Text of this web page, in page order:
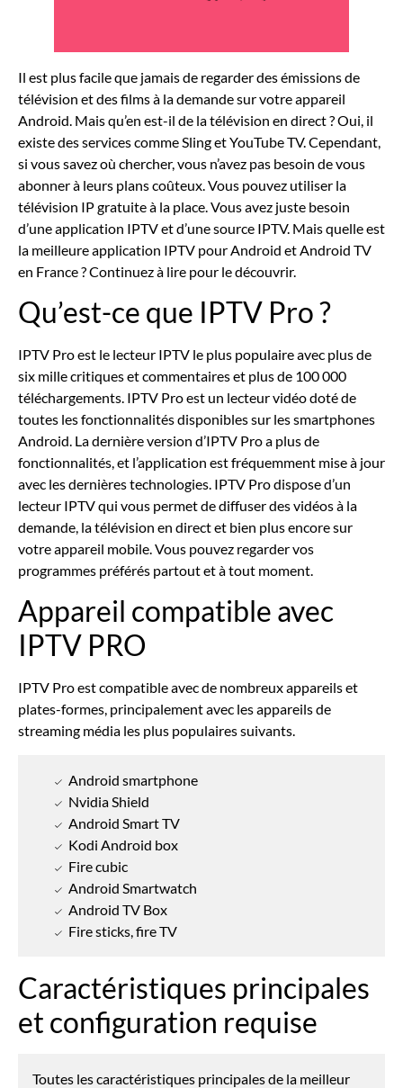
Il est plus facile que jamais de regarder des émissions de
télévision et des films à la demande sur votre appareil
Android. Mais qu’en est-il de la télévision en direct ? Oui, il
existe des services comme Sling et YouTube TV. Cependant,
si vous savez où chercher, vous n’avez pas besoin de vous
abonner à leurs plans coûteux. Vous pouvez utiliser la
télévision IP gratuite à la place. Vous avez juste besoin
d’une application IPTV et d’une source IPTV. Mais quelle est
la meilleure application IPTV pour Android et Android TV
en France ? Continuez à lire pour le découvrir.
Qu’est-ce que IPTV Pro ?
IPTV Pro est le lecteur IPTV le plus populaire avec plus de
six mille critiques et commentaires et plus de 100 000
téléchargements. IPTV Pro est un lecteur vidéo doté de
toutes les fonctionnalités disponibles sur les smartphones
Android. La dernière version d’IPTV Pro a plus de
fonctionnalités, et l’application est fréquemment mise à jour
avec les dernières technologies. IPTV Pro dispose d’un
lecteur IPTV qui vous permet de diffuser des vidéos à la
demande, la télévision en direct et bien plus encore sur
votre appareil mobile. Vous pouvez regarder vos
programmes préférés partout et à tout moment.
Appareil compatible avec
IPTV PRO
IPTV Pro est compatible avec de nombreux appareils et
plates-formes, principalement avec les appareils de
streaming média les plus populaires suivants.
Android smartphone
Nvidia Shield
Android Smart TV
Kodi Android box
Fire cubic
Android Smartwatch
Android TV Box
Fire sticks, fire TV
Caractéristiques principales
et configuration requise
Toutes les caractéristiques principales de la meilleur